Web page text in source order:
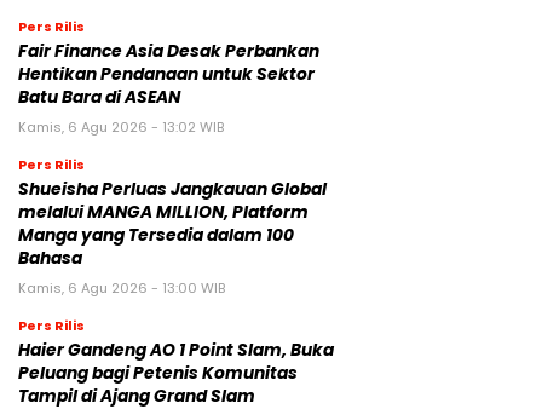
Pers Rilis
Fair Finance Asia Desak Perbankan
Hentikan Pendanaan untuk Sektor
Batu Bara di ASEAN
Kamis, 6 Agu 2026 - 13:02 WIB
Pers Rilis
Shueisha Perluas Jangkauan Global
melalui MANGA MILLION, Platform
Manga yang Tersedia dalam 100
Bahasa
Kamis, 6 Agu 2026 - 13:00 WIB
Pers Rilis
Haier Gandeng AO 1 Point Slam, Buka
Peluang bagi Petenis Komunitas
Tampil di Ajang Grand Slam